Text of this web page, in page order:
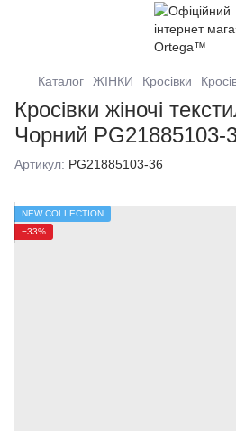
Каталог ЖІНКИ Кросівки
Кросівки жіночі
Чорний PG21885103-
Артикул: PG21885103-36
NEW COLLECTION
−33%